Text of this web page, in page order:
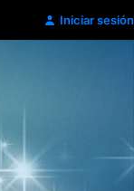
Iniciar sesión